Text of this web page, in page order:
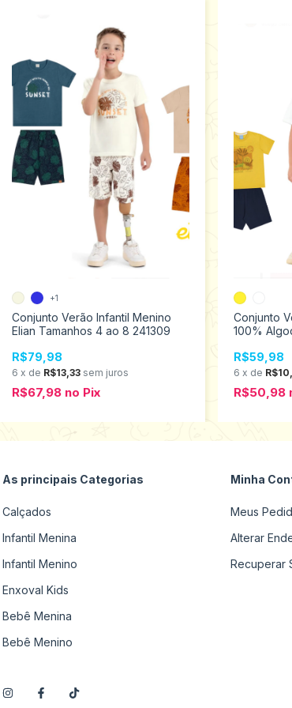
Conjunto Verão Infantil Menino
Elian Tamanhos 4 ao 8 241309
R$79,98
6 x de R$13,33 sem juros
R$67,98 no Pix
+1
Conjunto
100%
R$59,98
6 x de
R$50,98
As principais Categorias
Calçados
Infantil Menina
Infantil Menino
Enxoval Kids
Bebê Menina
Bebê Menino
Minha
Meus
Alterar
Recuperar